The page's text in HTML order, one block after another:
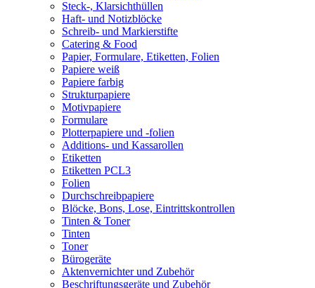
Steck-, Klarsichthüllen
Haft- und Notizblöcke
Schreib- und Markierstifte
Catering & Food
Papier, Formulare, Etiketten, Folien
Papiere weiß
Papiere farbig
Strukturpapiere
Motivpapiere
Formulare
Plotterpapiere und -folien
Additions- und Kassarollen
Etiketten
Etiketten PCL3
Folien
Durchschreibpapiere
Blöcke, Bons, Lose, Eintrittskontrollen
Tinten & Toner
Tinten
Toner
Bürogeräte
Aktenvernichter und Zubehör
Beschriftungsgeräte und Zubehör